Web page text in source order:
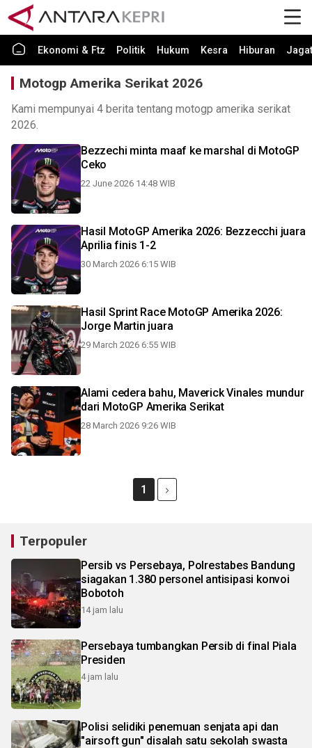
Ekonomi & Ftz Politik Hukum Kesra Hiburan Jagat
Motogp Amerika Serikat 2026
Kami mempunyai 4 berita tentang motogp amerika serikat
2026.
Bezzechi minta maaf ke marshal di MotoGP
Ceko
22 June 2026 14:48 WIB
Hasil MotoGP Amerika 2026: Bezzecchi juara
Aprilia finis 1-2
30 March 2026 6:15 WIB
Hasil Sprint Race MotoGP Amerika 2026:
Jorge Martin juara
29 March 2026 6:55 WIB
Alami cedera bahu, Maverick Vinales mundur
dari MotoGP Amerika Serikat
28 March 2026 9:26 WIB
1
Terpopuler
Persib vs Persebaya, Polrestabes Bandung
siagakan 1.380 personel antisipasi konvoi
Bobotoh
14 jam lalu
Persebaya tumbangkan Persib di final Piala
Presiden
4 jam lalu
Polisi selidiki penemuan senjata api dan
"airsoft gun" disalah satu sekolah swasta